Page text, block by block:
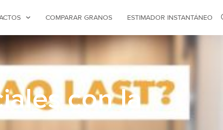
COMPARAR GRANOS ESTIMADOR INSTANTÁNEO
con la